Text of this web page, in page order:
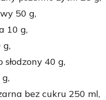
50 g,
10 g,
g,
słodzony 40 g,
g,
bez cukru 250 ml,